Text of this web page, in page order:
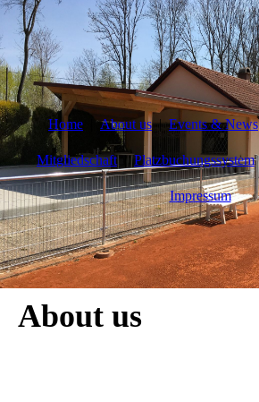
Home About us Events & News
Mitgliedschaft Platzbuchungssystem
Impressum
About us